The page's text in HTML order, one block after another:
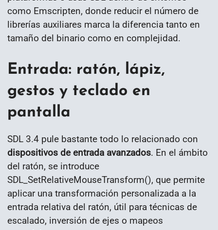
como Emscripten, donde reducir el número de
librerías auxiliares marca la diferencia tanto en
tamaño del binario como en complejidad.
Entrada: ratón, lápiz,
gestos y teclado en
pantalla
SDL 3.4 pule bastante todo lo relacionado con
dispositivos de entrada avanzados. En el ámbito
del ratón, se introduce
SDL_SetRelativeMouseTransform(), que permite
aplicar una transformación personalizada a la
entrada relativa del ratón, útil para técnicas de
escalado, inversión de ejes o mapeos